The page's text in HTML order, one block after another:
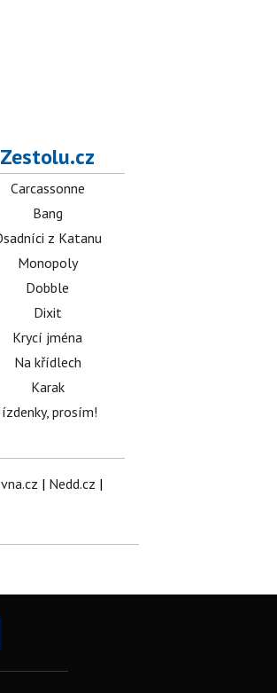
Zestolu.cz
Carcassonne
Bang
z Katanu
Monopoly
Dobble
Dixit
Krycí jména
Na křídlech
Karak
prosím!
| Nedd.cz |